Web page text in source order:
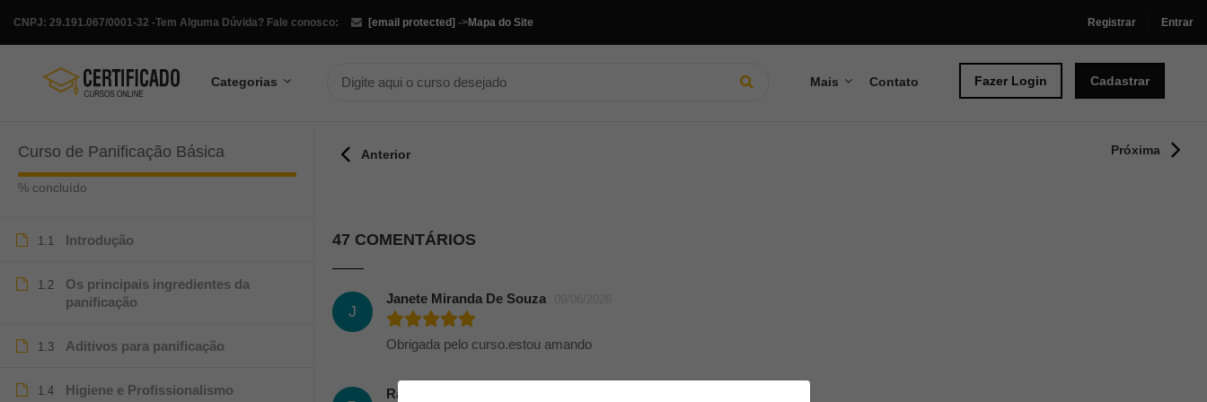
Tem Alguma Dúvida? Fale conosco: [email protected]
CNPJ: 29.191.067/0001-32 - ->Mapa do Site Registrar Entrar
Categorias Mais Contato Fazer Login Cadastrar
Curso de Panificação Básica
% concluído
1.1 Introdução
1.2
Os principais ingredientes da
panificação
1.3 Aditivos para panificação
1.4 Higiene e Profissionalismo
Anterior Próxima
47 COMENTÁRIOS
J
Janete Miranda De Souza
Obrigada pelo curso.estou amando
Raimunda Rodrigues Pinto